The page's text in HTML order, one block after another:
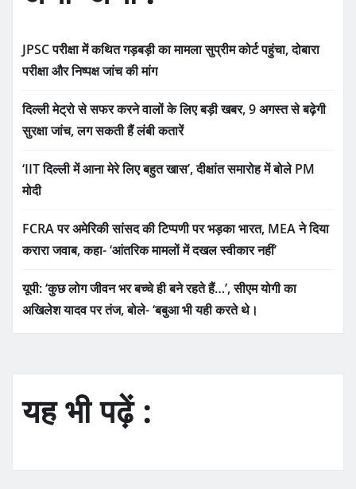
JPSC परीक्षा में कथित गड़बड़ी का मामला सुप्रीम कोर्ट पहुंचा, दोबारा
परीक्षा और निष्पक्ष जांच की मांग
दिल्ली मेट्रो से सफर करने वालों के लिए बड़ी खबर, 9 अगस्त से बढ़ेगी
सुरक्षा जांच, लग सकती हैं लंबी कतारें
‘IIT दिल्ली में आना मेरे लिए बहुत खास’, दीक्षांत समारोह में बोले PM
मोदी
FCRA पर अमेरिकी सांसद की टिप्पणी पर भड़का भारत, MEA ने दिया
करारा जवाब, कहा- ‘आंतरिक मामलों में दखल स्वीकार नहीं’
यूपी: ‘कुछ लोग जीवन भर बच्चे ही बने रहते हैं…’, सीएम योगी का
अखिलेश यादव पर तंज, बोले- ‘बबुआ भी यही करते थे।
यह भी पढ़ें :